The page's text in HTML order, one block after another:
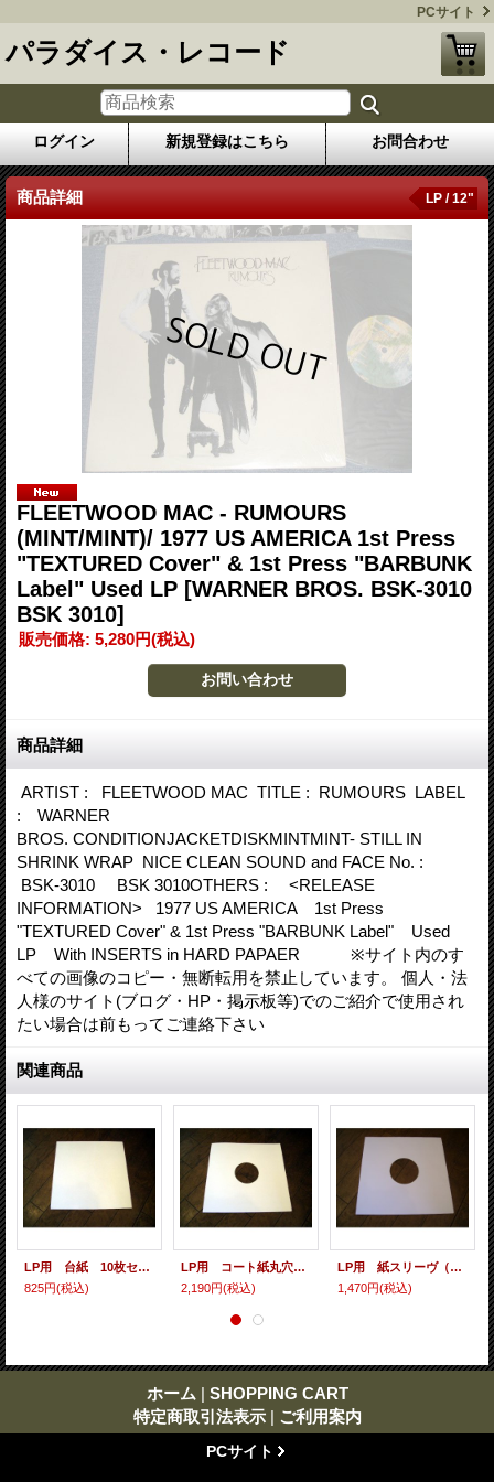
PCサイト
パラダイス・レコード
ログイン 新規登録はこちら お問合わせ
商品詳細 LP / 12"
FLEETWOOD MAC - RUMOURS
(MINT/MINT)/ 1977 US AMERICA 1st Press
"TEXTURED Cover" & 1st Press "BARBUNK
Label" Used LP [WARNER BROS. BSK-3010
BSK 3010]
販売価格: 5,280円(税込)
商品詳細
ARTIST : FLEETWOOD MAC TITLE : RUMOURS LABEL
: WARNER
BROS. CONDITIONJACKETDISKMINTMINT- STILL IN
SHRINK WRAP NICE CLEAN SOUND and FACE No. :
BSK-3010 BSK 3010OTHERS : <RELEASE
INFORMATION> 1977 US AMERICA 1st Press
"TEXTURED Cover" & 1st Press "BARBUNK Label" Used
LP With INSERTS in HARD PAPAER ※サイト内のす
べての画像のコピー・無断転用を禁止しています。 個人・法
人様のサイト(ブログ・HP・掲示板等)でのご紹介で使用され
たい場合は前もってご連絡下さい
関連商品
LP用 台紙 10枚セット
825円(税込)
LP用 コート紙丸穴ジャケ 10枚セット
2,190円(税込)
LP用 紙スリーヴ（レギュラー 四角の角） 10枚セット
1,470円(税込)
ホーム | SHOPPING CART
特定商取引法表示 | ご利用案内
PCサイト